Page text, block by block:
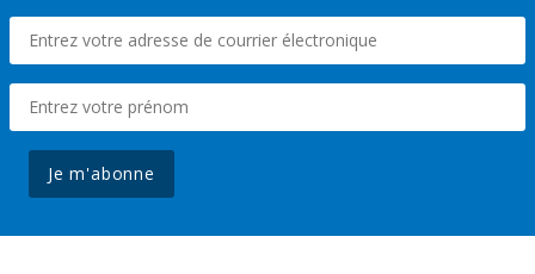
Je m'abonne